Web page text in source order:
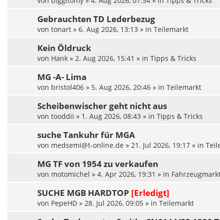
Gebrauchten TD Lederbezug
von tonart » 6. Aug 2026, 13:13 » in Teilemarkt
Kein Öldruck
von Hank » 2. Aug 2026, 15:41 » in Tipps & Tricks
MG -A- Lima
von bristol406 » 5. Aug 2026, 20:46 » in Teilemarkt
Scheibenwischer geht nicht aus
von tooddii » 1. Aug 2026, 08:43 » in Tipps & Tricks
suche Tankuhr für MGA
von medsemi@t-online.de » 21. Jul 2026, 19:17 » in
MG TF von 1954 zu verkaufen
von motomichel » 4. Apr 2026, 19:31 » in
SUCHE MGB HARDTOP [Erledigt]
von PepeHD » 28. Jul 2026, 09:05 » in Teilemarkt